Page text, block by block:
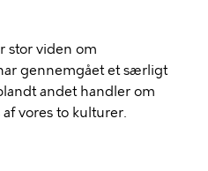
stor viden om
gennemgået et særligt
andet handler om
vores to kulturer.